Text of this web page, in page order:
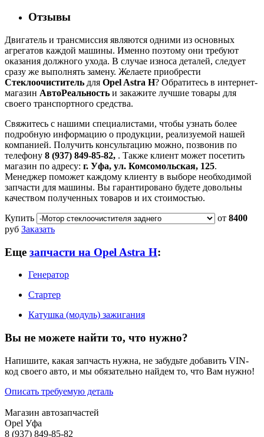
Отзывы
Двигатель и трансмиссия являются одними из основных
агрегатов каждой машины. Именно поэтому они требуют
оказания должного ухода. В случае износа деталей, следует
сразу же выполнять замену. Желаете приобрести
Стеклоочиститель для Opel Astra H? Обратитесь в интернет-
магазин АвтоРеальность и закажите лучшие товары для
своего транспортного средства.
Свяжитесь с нашими специалистами, чтобы узнать более
подробную информацию о продукции, реализуемой нашей
компанией. Получить консультацию можно, позвонив по
телефону 8 (937) 849-85-82, . Также клиент может посетить
магазин по адресу: г. Уфа, ул. Комсомольская, 125.
Менеджер поможет каждому клиенту в выборе необходимой
запчасти для машины. Вы гарантировано будете довольны
качеством полученных товаров и их стоимостью.
Купить
от 8400
руб Заказать
Еще запчасти на Opel Astra H:
Генератор
Стартер
Катушка (модуль) зажигания
Вы не можете найти то, что нужно?
Напишите, какая запчасть нужна, не забудьте добавить VIN-
код своего авто, и мы обязательно найдем то, что Вам нужно!
Описать требуемую деталь
Магазин автозапчастей
Opel Уфа
8 (937) 849-85-82